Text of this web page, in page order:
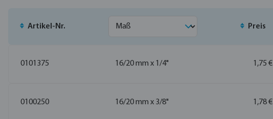
Artikel-Nr. Preis
0101375 16/20 mm x 1/4" 1,75 €
0100250 16/20 mm x 3/8" 1,78 €